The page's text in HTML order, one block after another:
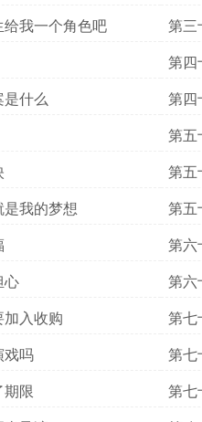
我一个角色吧 第三
第四
什么 第四
第五
第五
我的梦想 第五
第六
心 第六
入收购 第七
戏吗
第七
影
限 第七